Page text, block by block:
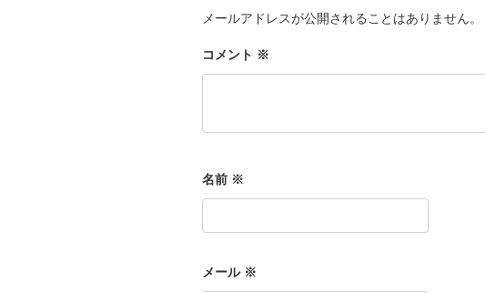
メールアドレスが公開されることはありません。
コメント ※
名前 ※
メール ※